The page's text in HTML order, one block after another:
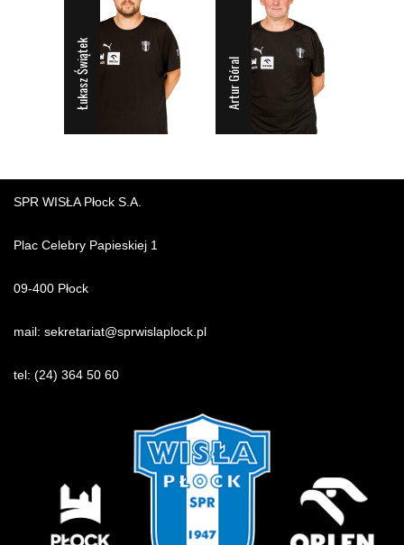
Łukasz Świątek Artur Góral
SPR WISŁA Płock S.A.
Plac Celebry Papieskiej 1
09-400 Płock
mail: sekretariat@sprwislaplock.pl
tel: (24) 364 50 60